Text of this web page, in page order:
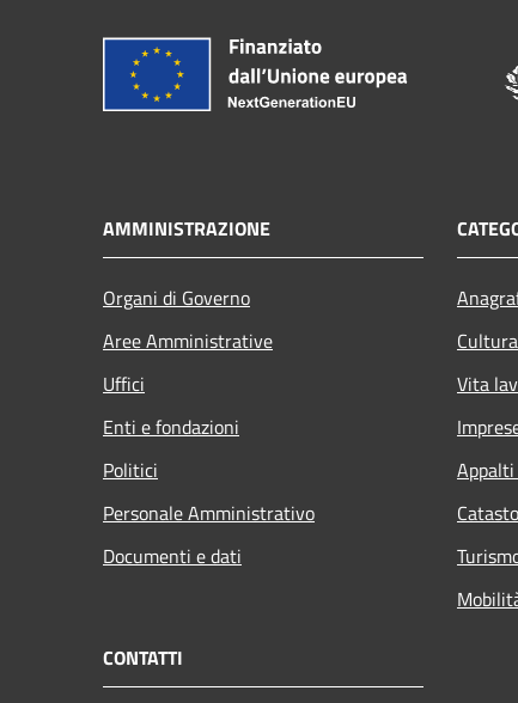
AMMINISTRAZIONE
Organi di Governo
Aree Amministrative
Uffici
Enti e fondazioni
Politici
Personale Amministrativo
Documenti e dati
Vita
CONTATTI